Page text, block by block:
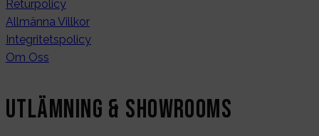
Returpolicy
Allmänna Villkor
Integritetspolicy
Om Oss
Utlämning & Showrooms